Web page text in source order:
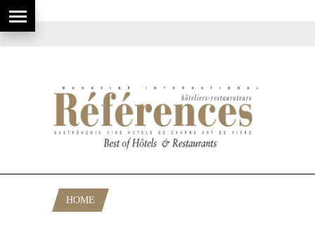
HOME